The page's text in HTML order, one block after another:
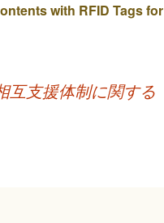
with RFID Tags for
互支援体制に関する